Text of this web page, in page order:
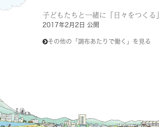
子どもたちと一緒に「日々をつくる」
2017年2月2日 公開
その他の「調布あたりで働く」を見る